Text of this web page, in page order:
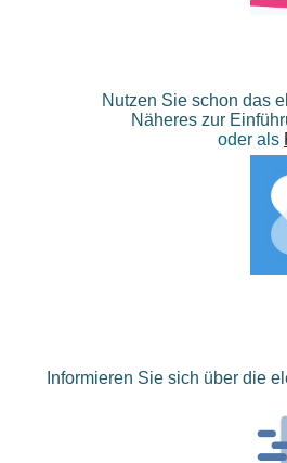
Nutzen Sie schon das
Näheres zur
oder als
Informieren Sie sich über die